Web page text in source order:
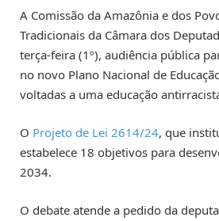
A Comissão da Amazônia e dos
Tradicionais da Câmara dos
terça-feira (1º), audiência pública
no novo Plano Nacional de
voltadas a uma educação
O Projeto de Lei 2614/24, que
estabelece 18 objetivos para
2034.
O debate atende a pedido da